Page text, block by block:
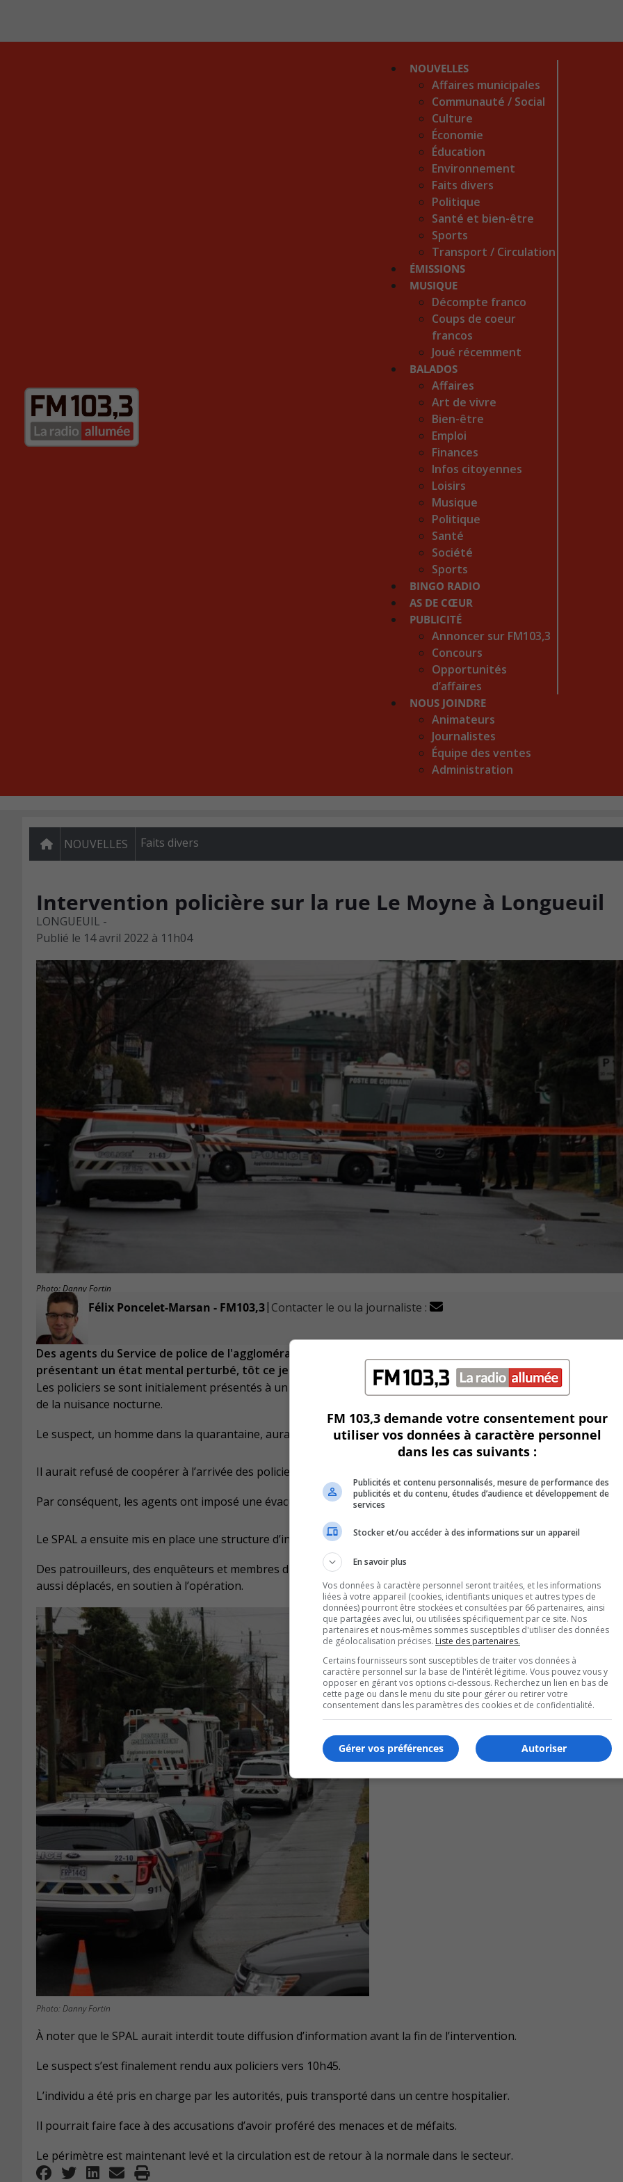
NOUVELLES
Affaires municipales
Communauté / Social
Culture
Économie
Éducation
Environnement
Faits divers
Politique
Santé et bien-être
Sports
Transport / Circulation
ÉMISSIONS
MUSIQUE
Décompte franco
Coups de coeur
francos
Joué récemment
BALADOS
Affaires
Art de vivre
Bien-être
Emploi
Finances
Infos citoyennes
Loisirs
Musique
Politique
Santé
Société
Sports
BINGO RADIO
AS DE CŒUR
PUBLICITÉ
Annoncer sur FM103,3
Concours
Opportunités
d’affaires
NOUS JOINDRE
Animateurs
Journalistes
Équipe des ventes
Administration
NOUVELLES Faits divers
Intervention policière sur la rue Le Moyne à Longueuil
LONGUEUIL -
Publié le 14 avril 2022 à 11h04
Photo: Danny Fortin
Félix Poncelet-Marsan - FM103,3| Contacter le ou la journaliste :
Des agents du Service de police de l'agglomération de Longueuil (SPAL) sont intervenus auprès d'un homme
présentant un état mental perturbé, tôt ce jeudi matin à Longueuil.
Les policiers se sont initialement présentés à un appartement de la rue Le Moyne Ouest, suite à un appel en
de la nuisance nocturne.
Le suspect, un homme dans la quarantaine, aurait joué de la musique à fort volume aux petites heures du matin.
Il aurait refusé de coopérer à l’arrivée des policiers et aurait eu un comportement agressif.
Par conséquent, les agents ont imposé une évacuation immédiate du voisinage.
Le SPAL a ensuite mis en place une structure d’intervention et érigé un large périmètre autour de la résidence.
Des patrouilleurs, des enquêteurs et membres du groupe d’intervention, des ambulanciers et des pompiers se
aussi déplacés, en soutien à l’opération.
Photo: Danny Fortin
À noter que le SPAL aurait interdit toute diffusion d’information avant la fin de l’intervention.
Le suspect s’est finalement rendu aux policiers vers 10h45.
L’individu a été pris en charge par les autorités, puis transporté dans un centre hospitalier.
Il pourrait faire face à des accusations d’avoir proféré des menaces et de méfaits.
Le périmètre est maintenant levé et la circulation est de retour à la normale dans le secteur.
FM 103,3 demande votre consentement pour
utiliser vos données à caractère personnel
dans les cas suivants :
Publicités et contenu personnalisés, mesure de performance des
publicités et du contenu, études d’audience et développement de
services
Stocker et/ou accéder à des informations sur un appareil
En savoir plus
Vos données à caractère personnel seront traitées, et les informations
liées à votre appareil (cookies, identifiants uniques et autres types de
données) pourront être stockées et consultées par 66 partenaires, ainsi
que partagées avec lui, ou utilisées spécifiquement par ce site. Nos
partenaires et nous-mêmes sommes susceptibles d'utiliser des données
de géolocalisation précises. Liste des partenaires.
Certains fournisseurs sont susceptibles de traiter vos données à
caractère personnel sur la base de l'intérêt légitime. Vous pouvez vous y
opposer en gérant vos options ci-dessous. Recherchez un lien en bas de
cette page ou dans le menu du site pour gérer ou retirer votre
consentement dans les paramètres des cookies et de confidentialité.
Autoriser
Gérer vos préférences